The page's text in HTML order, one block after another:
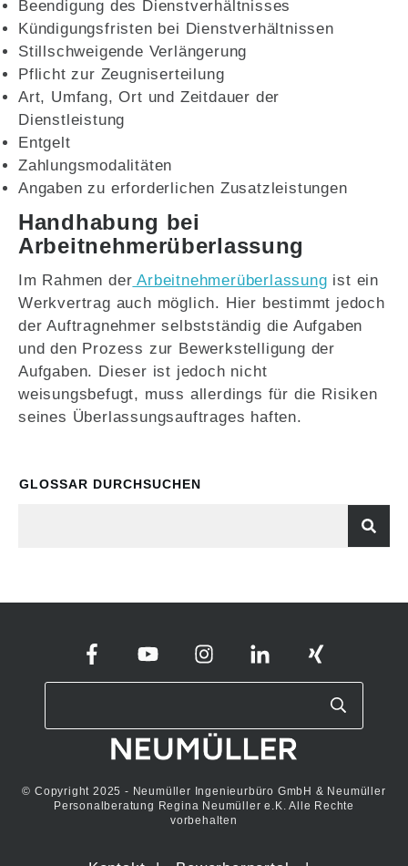
Beendigung des Dienstverhältnisses
Kündigungsfristen bei Dienstverhältnissen
Stillschweigende Verlängerung
Pflicht zur Zeugniserteilung
Art, Umfang, Ort und Zeitdauer der
Dienstleistung
Entgelt
Zahlungsmodalitäten
Angaben zu erforderlichen Zusatzleistungen
Handhabung bei
Arbeitnehmerüberlassung
Im Rahmen der Arbeitnehmerüberlassung ist ein
Werkvertrag auch möglich. Hier bestimmt jedoch
der Auftragnehmer selbstständig die Aufgaben
und den Prozess zur Bewerkstelligung der
Aufgaben. Dieser ist jedoch nicht
weisungsbefugt, muss allerdings für die Risiken
seines Überlassungsauftrages haften.
GLOSSAR DURCHSUCHEN
© Copyright 2025 - Neumüller Ingenieurbüro GmbH & Neumüller
Personalberatung Regina Neumüller e.K. Alle Rechte
vorbehalten